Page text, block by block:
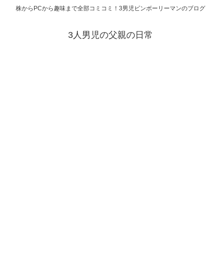
株からPCから趣味まで全部コミコミ！3男児ビンボーリーマンのブログ
3人男児の父親の日常